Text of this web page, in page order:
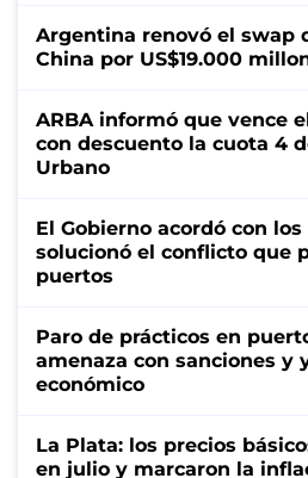
Argentina renovó el swap
China por US$19.000
ARBA informó que vence
con descuento la cuota 4
Urbano
El Gobierno acordó con
solucionó el conflicto que
puertos
Paro de prácticos en
amenaza con sanciones y
económico
La Plata: los precios
en julio y marcaron la